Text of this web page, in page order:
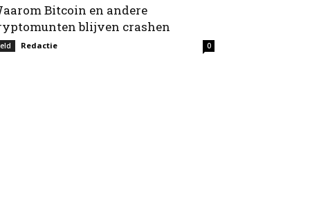
Bitcoin en andere
blijven crashen
Redactie 0